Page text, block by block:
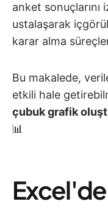
anket
ustalaşarak
karar alma
Bu makalede,
etkili hale
çubuk grafik
📊
Excel'de